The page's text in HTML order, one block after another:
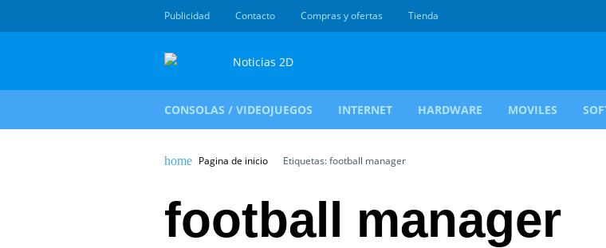
Publicidad Contacto Compras y ofertas Tienda
CONSOLAS / VIDEOJUEGOS INTERNET HARDWARE MOVILES
Pagina de inicio Etiquetas: football manager
football manager